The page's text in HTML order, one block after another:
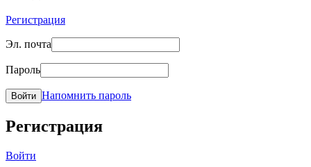
Регистрация
Эл. почта
Пароль
Войти Напомнить пароль
Регистрация
Войти